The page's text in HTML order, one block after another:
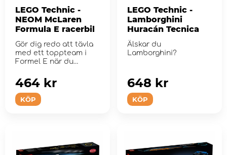
LEGO Technic -
NEOM McLaren
Formula E racerbil
Gör dig redo att tävla
med ett toppteam i
Formel E när du
KÖP
464 kr
LEGO Technic -
Lamborghini
Huracán Tecnica
Älskar du
Lamborghini?
KÖP
648 kr